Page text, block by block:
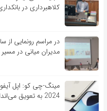
کلاهبرداری در
در مراسم رونمایی از
مدیران میانی در
2024 به تعویق می‌اندازد